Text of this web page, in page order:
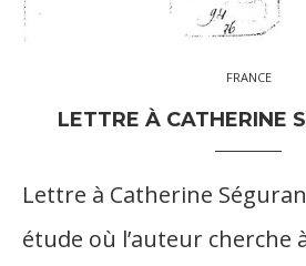
FRANCE
LETTRE À CATHERINE
Lettre à Catherine
étude où l’auteur cherche